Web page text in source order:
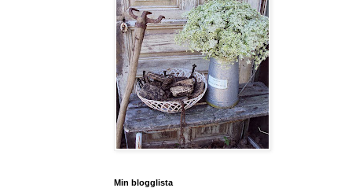
Min blogglista